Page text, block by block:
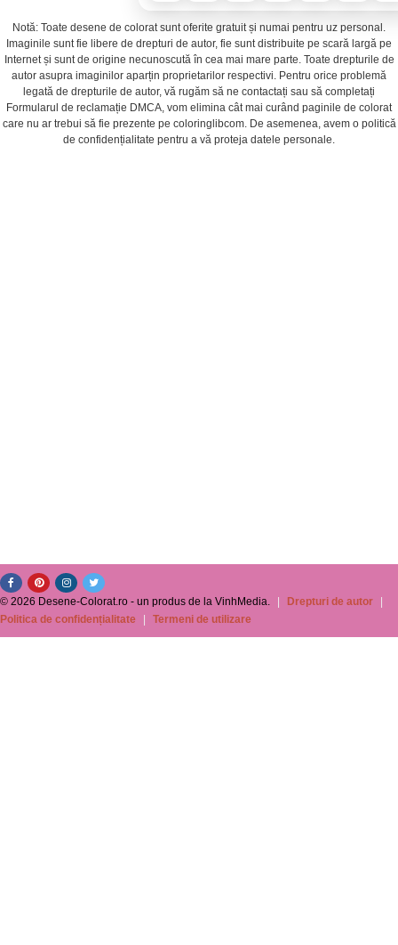
Notă: Toate desene de colorat sunt oferite gratuit și numai pentru uz personal.
Imaginile sunt fie libere de drepturi de autor, fie sunt distribuite pe scară largă pe
Internet și sunt de origine necunoscută în cea mai mare parte. Toate drepturile de
autor asupra imaginilor aparțin proprietarilor respectivi. Pentru orice problemă
legată de drepturile de autor, vă rugăm să ne contactați sau să completați
Formularul de reclamație DMCA, vom elimina cât mai curând paginile de colorat
care nu ar trebui să fie prezente pe coloringlibcom. De asemenea, avem o politică
de confidențialitate pentru a vă proteja datele personale.
© 2026 Desene-Colorat.ro - un produs de la VinhMedia. Drepturi de autor
Politica de confidențialitate
Termeni de utilizare